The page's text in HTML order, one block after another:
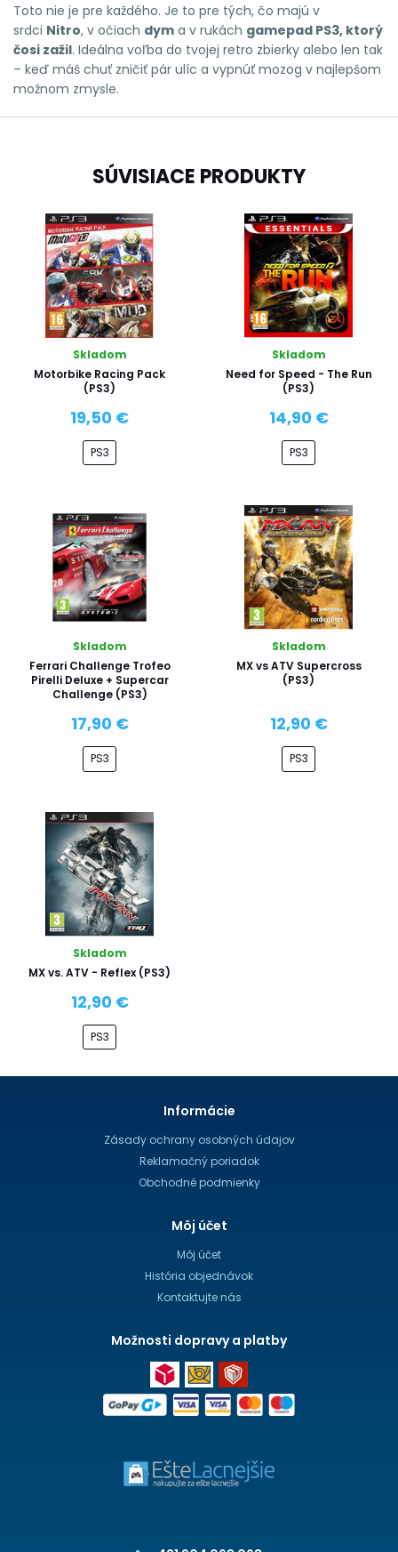
Toto nie je pre každého. Je to pre tých, čo majú v
srdci Nitro, v očiach dym a v rukách gamepad PS3, ktorý
čosi zažil. Ideálna voľba do tvojej retro zbierky alebo len tak
– keď máš chuť zničiť pár ulíc a vypnúť mozog v najlepšom
možnom zmysle.
SÚVISIACE PRODUKTY
Skladom
Motorbike Racing Pack
(PS3)
19,50 €
PS3
Skladom
Need for Speed - The Run
(PS3)
14,90 €
PS3
Skladom
Ferrari Challenge Trofeo
Pirelli Deluxe + Supercar
Challenge (PS3)
17,90 €
PS3
Skladom
MX vs ATV Supercross
(PS3)
12,90 €
PS3
Skladom
MX vs. ATV - Reflex (PS3)
12,90 €
PS3
Informácie
Zásady ochrany osobných údajov
Reklamačný poriadok
Obchodné podmienky
Môj účet
Môj účet
História objednávok
Kontaktujte nás
Možnosti dopravy a platby